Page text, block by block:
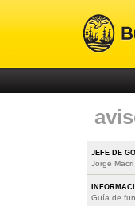
JEFE DE
Jorge Macri
Guía de